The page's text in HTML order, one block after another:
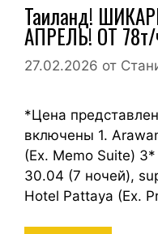
Таиланд!
АПРЕЛЬ! ОТ 78т/
27.02.2026 от
*Цена
включены 1.
(Ex. Memo Suite)
30.04 (7 ночей),
Hotel Pattaya (Ex.